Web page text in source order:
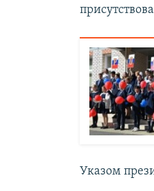
Указом